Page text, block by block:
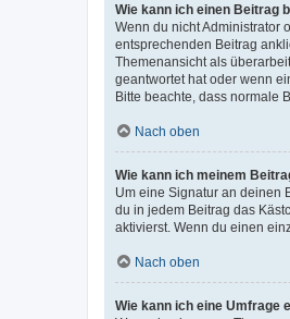
Wie kann ich einen Beitrag
Wenn du nicht Administrator
entsprechenden Beitrag
Themenansicht als
geantwortet hat oder wenn
Bitte beachte, dass normale
Nach oben
Wie kann ich meinem
Um eine Signatur an deinen
du in jedem Beitrag das
aktivierst. Wenn du einen
Nach oben
Wie kann ich eine Umfrage